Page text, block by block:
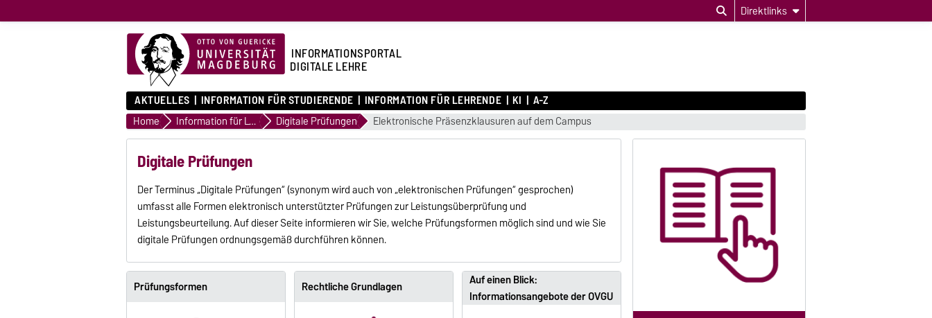
Direktlinks
INFORMATIONSPORTAL
DIGITALE LEHRE
AKTUELLES INFORMATION FÜR STUDIERENDE INFORMATION FÜR LEHRENDE KI A-Z
Home Information für Lehrende Digitale Prüfungen Elektronische Präsenzklausuren auf dem Campus
Digitale Prüfungen
Der Terminus „Digitale Prüfungen“ (synonym wird auch von „elektronischen Prüfungen“ gesprochen)
umfasst alle Formen elektronisch unterstützter Prüfungen zur Leistungsüberprüfung und
Leistungsbeurteilung. Auf dieser Seite informieren wir Sie, welche Prüfungsformen möglich sind und wie Sie
digitale Prüfungen ordnungsgemäß durchführen können.
Prüfungsformen Rechtliche Grundlagen
Auf einen Blick:
Informationsangebote der OVGU